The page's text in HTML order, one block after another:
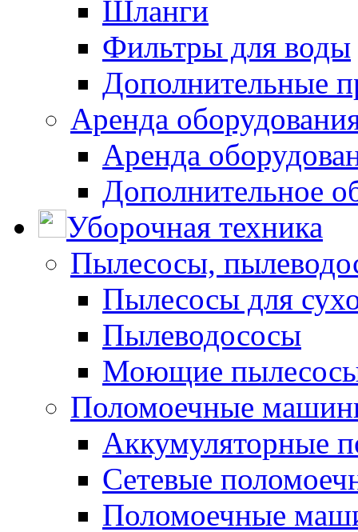
Шланги
Фильтры для воды
Дополнительные
Аренда
Аренда
Дополнительное
Уборочная техника
Пылесосы,
Пылесосы для
Пылеводососы
Моющие пылесосы
Поломоечные
Аккумуляторные
Сетевые
Поломоечные